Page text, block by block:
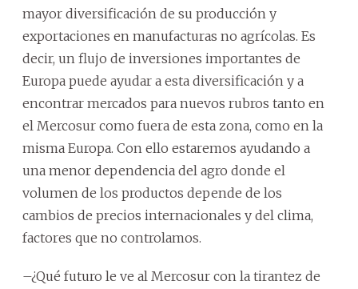
mayor diversificación de su producción y
exportaciones en manufacturas no agrícolas. Es
decir, un flujo de inversiones importantes de
Europa puede ayudar a esta diversificación y a
encontrar mercados para nuevos rubros tanto en
el Mercosur como fuera de esta zona, como en la
misma Europa. Con ello estaremos ayudando a
una menor dependencia del agro donde el
volumen de los productos depende de los
cambios de precios internacionales y del clima,
factores que no controlamos.
–¿Qué futuro le ve al Mercosur con la tirantez de